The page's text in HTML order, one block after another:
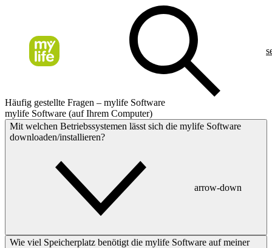
Häufig gestellte Fragen – mylife Software
mylife Software (auf Ihrem Computer)
Mit welchen Betriebssystemen lässt sich die mylife Software
downloaden/installieren?
arrow-down
Wie viel Speicherplatz benötigt die mylife Software auf meiner